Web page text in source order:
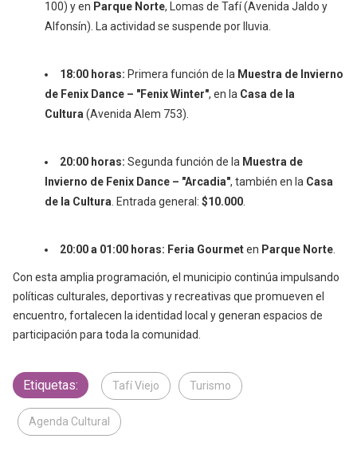
100) y en Parque Norte, Lomas de Tafí (Avenida Jaldo y
Alfonsín). La actividad se suspende por lluvia.
18:00 horas: Primera función de la Muestra de Invierno
de Fenix Dance – "Fenix Winter", en la Casa de la
Cultura(Avenida Alem 753).
20:00 horas: Segunda función de la Muestra de
Invierno de Fenix Dance – "Arcadia", también en la Casa
de la Cultura. Entrada general: $10.000.
20:00 a 01:00 horas: Feria Gourmeten Parque Norte.
Con esta amplia programación, el municipio continúa impulsando
políticas culturales, deportivas y recreativas que promueven el
encuentro, fortalecen la identidad local y generan espacios de
participación para toda la comunidad.
Etiquetas: Tafí Viejo Turismo
Agenda Cultural